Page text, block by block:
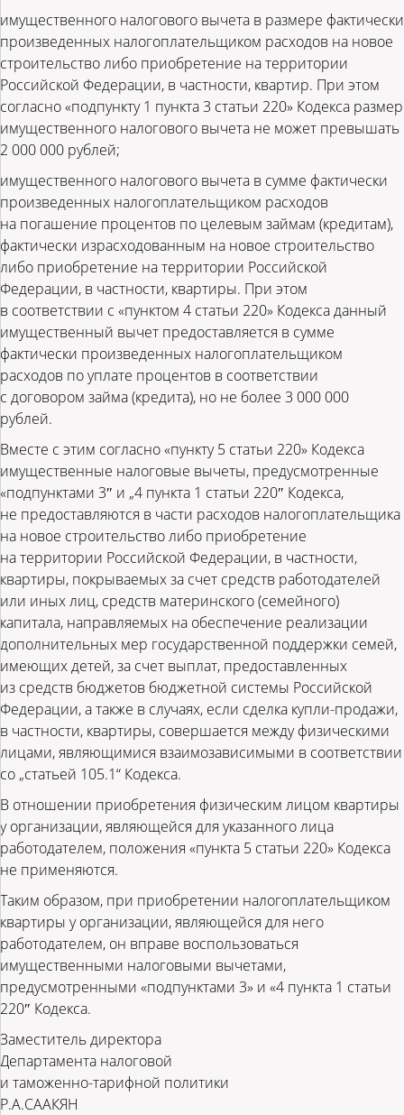
имущественного налогового вычета в размере фактически
произведенных налогоплательщиком расходов на новое
строительство либо приобретение на территории
Российской Федерации, в частности, квартир. При этом
согласно «подпункту 1 пункта 3 статьи 220» Кодекса размер
имущественного налогового вычета не может превышать
2 000 000 рублей;
имущественного налогового вычета в сумме фактически
произведенных налогоплательщиком расходов
на погашение процентов по целевым займам (кредитам),
фактически израсходованным на новое строительство
либо приобретение на территории Российской
Федерации, в частности, квартиры. При этом
в соответствии с «пунктом 4 статьи 220» Кодекса данный
имущественный вычет предоставляется в сумме
фактически произведенных налогоплательщиком
расходов по уплате процентов в соответствии
с договором займа (кредита), но не более 3 000 000
рублей.
Вместе с этим согласно «пункту 5 статьи 220» Кодекса
имущественные налоговые вычеты, предусмотренные
«подпунктами 3″ и „4 пункта 1 статьи 220″ Кодекса,
не предоставляются в части расходов налогоплательщика
на новое строительство либо приобретение
на территории Российской Федерации, в частности,
квартиры, покрываемых за счет средств работодателей
или иных лиц, средств материнского (семейного)
капитала, направляемых на обеспечение реализации
дополнительных мер государственной поддержки семей,
имеющих детей, за счет выплат, предоставленных
из средств бюджетов бюджетной системы Российской
Федерации, а также в случаях, если сделка купли-продажи,
в частности, квартиры, совершается между физическими
лицами, являющимися взаимозависимыми в соответствии
со „статьей 105.1“ Кодекса.
В отношении приобретения физическим лицом квартиры
у организации, являющейся для указанного лица
работодателем, положения «пункта 5 статьи 220» Кодекса
не применяются.
Таким образом, при приобретении налогоплательщиком
квартиры у организации, являющейся для него
работодателем, он вправе воспользоваться
имущественными налоговыми вычетами,
предусмотренными «подпунктами 3» и «4 пункта 1 статьи
220″ Кодекса.
Заместитель директора
Департамента налоговой
и таможенно-тарифной политики
Р.А.СААКЯН